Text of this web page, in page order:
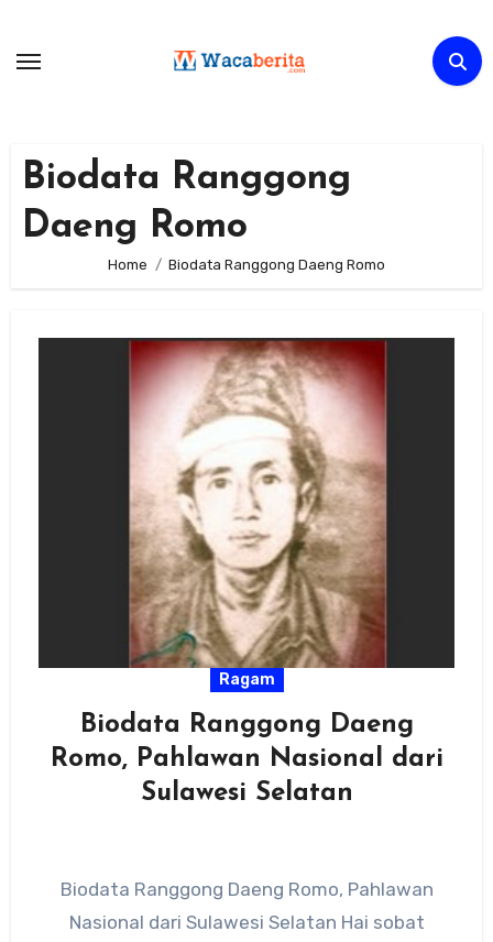
content
Biodata Ranggong
Daeng Romo
Home Biodata Ranggong Daeng Romo
Ragam
Biodata Ranggong Daeng
Romo, Pahlawan Nasional dari
Sulawesi Selatan
Biodata Ranggong Daeng Romo, Pahlawan
Nasional dari Sulawesi Selatan Hai sobat